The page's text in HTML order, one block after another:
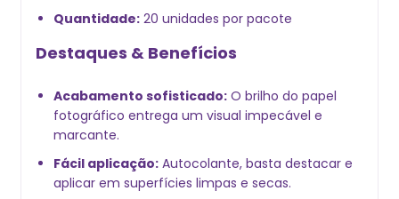
Quantidade: 20 unidades por pacote
Destaques & Benefícios
Acabamento sofisticado: O brilho do papel
fotográfico entrega um visual impecável e
marcante.
Fácil aplicação: Autocolante, basta destacar e
aplicar em superfícies limpas e secas.